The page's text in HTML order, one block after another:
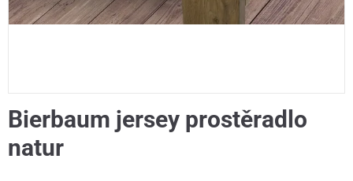
Bierbaum jersey prostěradlo
natur